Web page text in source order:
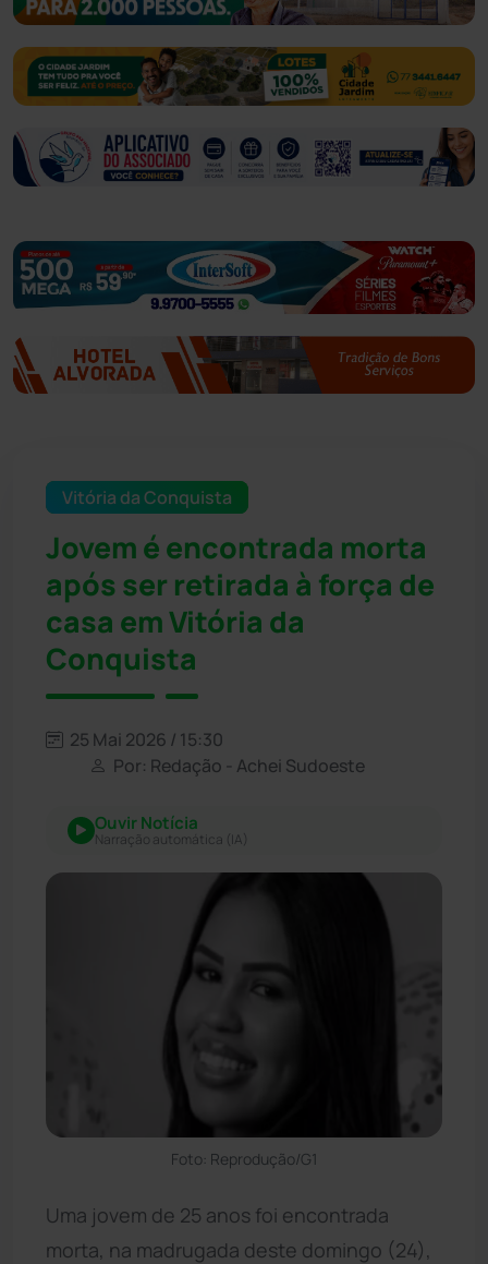
Vitória da Conquista
Jovem é encontrada morta
após ser retirada à força de
casa em Vitória da
Conquista
25 Mai 2026 / 15:30
Por: Redação - Achei Sudoeste
Ouvir Notícia
Narração automática (IA)
Foto: Reprodução/G1
Uma jovem de 25 anos foi encontrada
morta, na madrugada deste domingo (24),